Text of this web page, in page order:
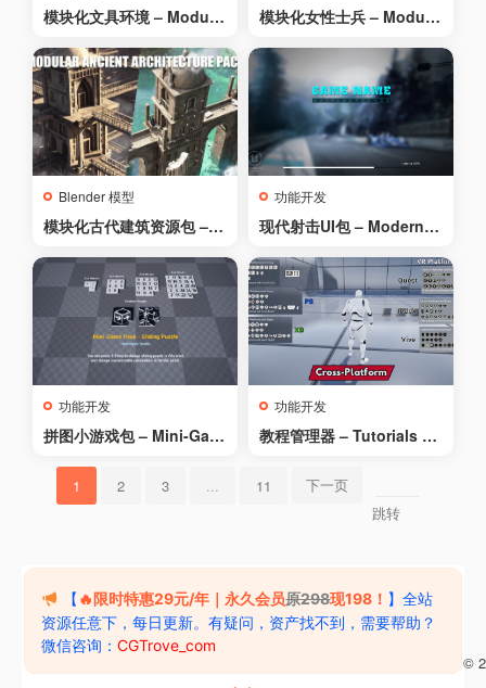
模块化文具环境 – Modula
模块化女性士兵 – Modula
Blender 模型
模块化古代建筑资源包 – M
ure Asset Pack
功能开发
现代射击UI包 – Modern S
功能开发
拼图小游戏包 – Mini-Gam
功能开发
教程管理器 – Tutorials M
1 2 3 ... 11
下一页
跳转
Copyright ©
【 🔥限时特惠29元/年｜永久会员原298现198！ 】全站
资源任意下，每日更新。有疑问，资产找不到，需要帮助？
微信咨询：CGTrove_com